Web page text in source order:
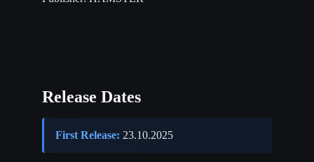
Release Dates
First Release: 23.10.2025